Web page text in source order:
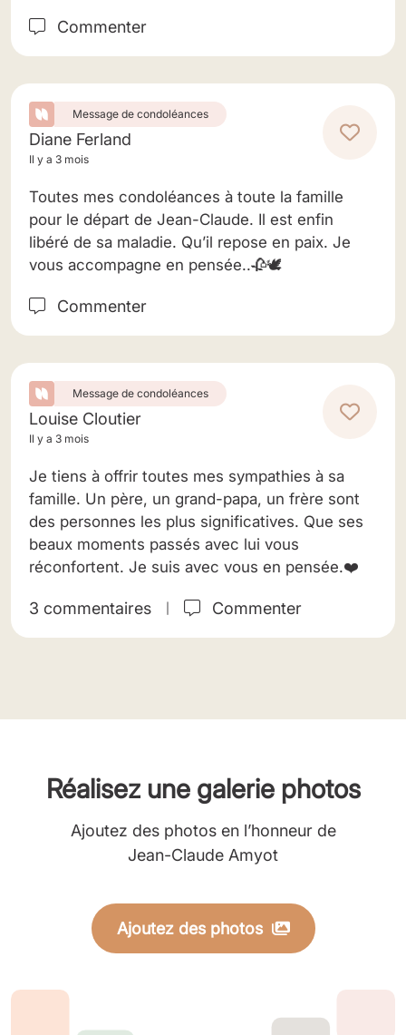
Commenter
Message de condoléances
Diane Ferland
Il y a 3 mois
Toutes mes condoléances à toute la famille
pour le départ de Jean-Claude. Il est enfin
libéré de sa maladie. Qu’il repose en paix. Je
vous accompagne en pensée..🥀🕊️
Commenter
Message de condoléances
Louise Cloutier
Il y a 3 mois
Je tiens à offrir toutes mes sympathies à sa
famille. Un père, un grand-papa, un frère sont
des personnes les plus significatives. Que ses
beaux moments passés avec lui vous
réconfortent. Je suis avec vous en pensée.❤️
3 commentaires Commenter
Réalisez une galerie photos
Ajoutez des photos en l’honneur de
Jean-Claude Amyot
Ajoutez des photos